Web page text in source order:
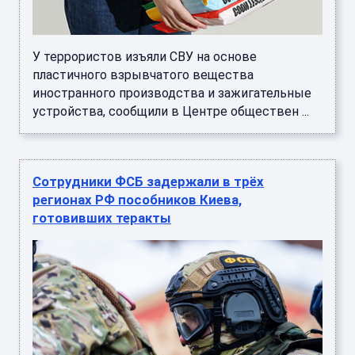
У террористов изъяли СВУ на основе
пластичного взрывчатого вещества
иностранного производства и зажигательные
устройства, сообщили в Центре обществен ...
Сотрудники ФСБ задержали в трёх
регионах РФ пособников Киева,
готовивших теракты